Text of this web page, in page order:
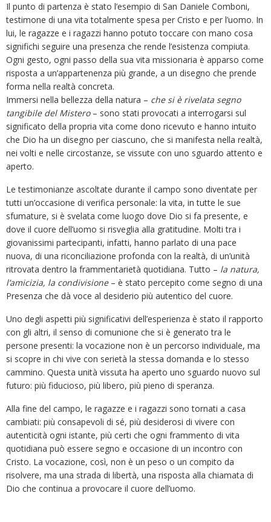
Il punto di partenza è stato l’esempio di San Daniele Comboni,
testimone di una vita totalmente spesa per Cristo e per l’uomo. In
lui, le ragazze e i ragazzi hanno potuto toccare con mano cosa
significhi seguire una presenza che rende l’esistenza compiuta.
Ogni gesto, ogni passo della sua vita missionaria è apparso come
risposta a un’appartenenza più grande, a un disegno che prende
forma nella realtà concreta.
Immersi nella bellezza della natura – che si è rivelata segno
tangibile del Mistero– sono stati provocati a interrogarsi sul
significato della propria vita come dono ricevuto e hanno intuito
che Dio ha un disegno per ciascuno, che si manifesta nella realtà,
nei volti e nelle circostanze, se vissute con uno sguardo attento e
aperto.
Le testimonianze ascoltate durante il campo sono diventate per
tutti un’occasione di verifica personale: la vita, in tutte le sue
sfumature, si è svelata come luogo dove Dio si fa presente, e
dove il cuore dell’uomo si risveglia alla gratitudine. Molti tra i
giovanissimi partecipanti, infatti, hanno parlato di una pace
nuova, di una riconciliazione profonda con la realtà, di un’unità
ritrovata dentro la frammentarietà quotidiana. Tutto – la natura,
l’amicizia, la condivisione– è stato percepito come segno di una
Presenza che dà voce al desiderio più autentico del cuore.
Uno degli aspetti più significativi dell’esperienza è stato il rapporto
con gli altri, il senso di comunione che si è generato tra le
persone presenti: la vocazione non è un percorso individuale, ma
si scopre in chi vive con serietà la stessa domanda e lo stesso
cammino. Questa unità vissuta ha aperto uno sguardo nuovo sul
futuro: più fiducioso, più libero, più pieno di speranza.
Alla fine del campo, le ragazze e i ragazzi sono tornati a casa
cambiati: più consapevoli di sé, più desiderosi di vivere con
autenticità ogni istante, più certi che ogni frammento di vita
quotidiana può essere segno e occasione di un incontro con
Cristo. La vocazione, così, non è un peso o un compito da
risolvere, ma una strada di libertà, una risposta alla chiamata di
Dio che continua a provocare il cuore dell’uomo.